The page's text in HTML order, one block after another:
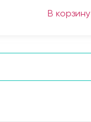
В корзину